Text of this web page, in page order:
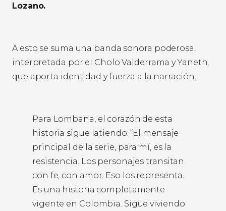
Lozano.
A esto se suma una banda sonora poderosa,
interpretada por el Cholo Valderrama y Yaneth,
que aporta identidad y fuerza a la narración.
Para Lombana, el corazón de esta
historia sigue latiendo: “El mensaje
principal de la serie, para mí, es la
resistencia. Los personajes transitan
con fe, con amor. Eso los representa.
Es una historia completamente
vigente en Colombia. Sigue viviendo